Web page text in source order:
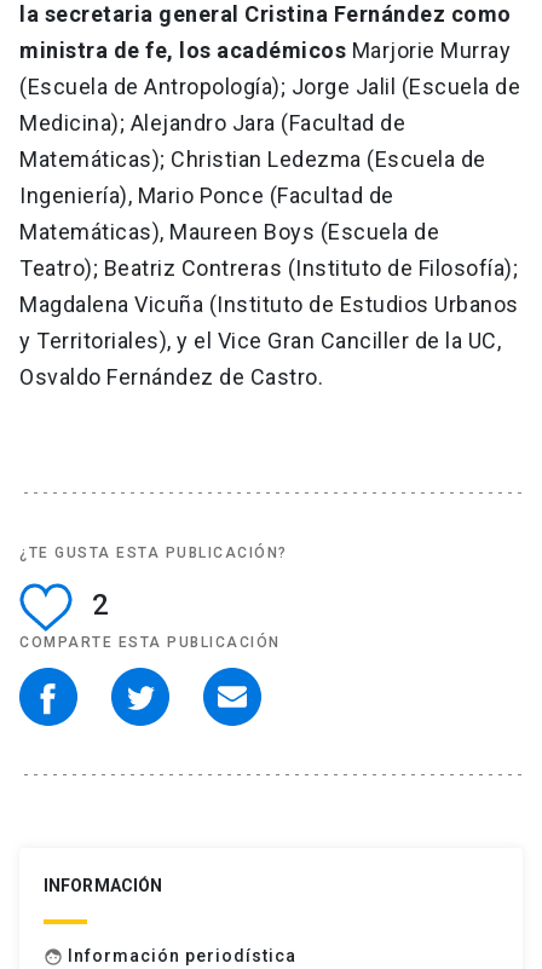
la secretaria general Cristina Fernández como
ministra de fe, los académicos Marjorie Murray
(Escuela de Antropología); Jorge Jalil (Escuela de
Medicina); Alejandro Jara (Facultad de
Matemáticas); Christian Ledezma (Escuela de
Ingeniería), Mario Ponce (Facultad de
Matemáticas), Maureen Boys (Escuela de
Teatro); Beatriz Contreras (Instituto de Filosofía);
Magdalena Vicuña (Instituto de Estudios Urbanos
y Territoriales), y el Vice Gran Canciller de la UC,
Osvaldo Fernández de Castro.
¿TE GUSTA ESTA PUBLICACIÓN?
2
COMPARTE ESTA PUBLICACIÓN
INFORMACIÓN
face Información periodística